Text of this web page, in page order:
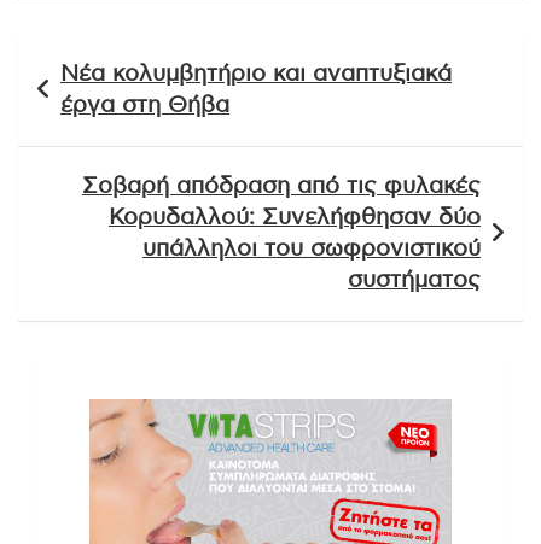
άρθρων
Νέα κολυμβητήριο και αναπτυξιακά
έργα στη Θήβα
Σοβαρή απόδραση από τις φυλακές
Κορυδαλλού: Συνελήφθησαν δύο
υπάλληλοι του σωφρονιστικού
συστήματος